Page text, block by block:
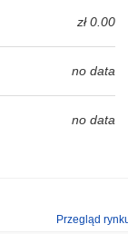
zł 0.00
no data
no data
Przegląd